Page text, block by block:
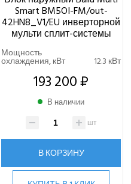
Smart BM5OI-FM/out-
42HN8_V1/EU инверторной
мульти сплит-системы
Мощность
охлаждения, кВт 12.3 кВт
193 200 ₽
В наличии
шт
В КОРЗИНУ